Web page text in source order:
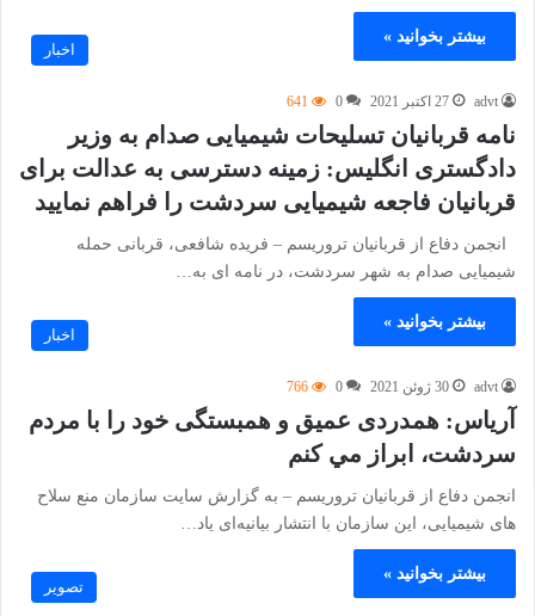
بیشتر بخوانید »
اخبار
advt 27 اکتبر 2021 0
641
نامه قربانیان تسلیحات شیمیایی صدام به وزیر
دادگستری انگلیس: زمینه‌ دسترسی به عدالت برای
قربانیان فاجعه شیمیایی سردشت را فراهم نمایید
انجمن دفاع از قربانیان تروریسم – فریده شافعی، قربانی حمله
شیمیایی صدام به شهر سردشت، در نامه ای به…
بیشتر بخوانید »
اخبار
advt 30 ژوئن 2021 0
766
آرياس: همدردی عمیق و همبستگی خود را با مردم
سردشت، ابراز مي كنم
انجمن دفاع از قربانیان تروریسم – به گزارش سایت سازمان منع سلاح
های شیمیایی، این سازمان ‌با انتشار بیانیه‌ای یاد…
بیشتر بخوانید »
تصویر